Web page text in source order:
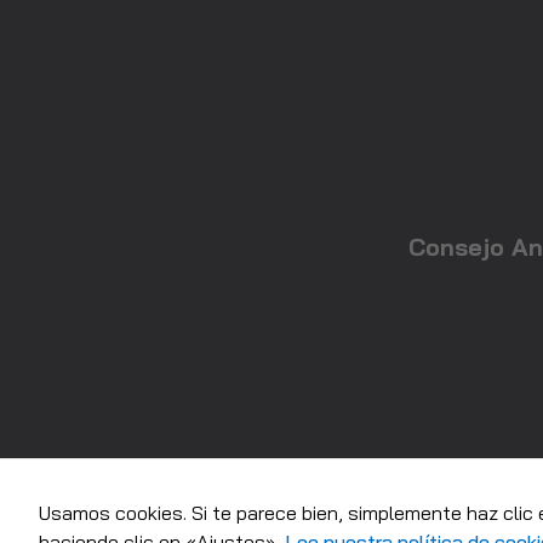
Consejo
© 2022 Consejo Andaluz de colegios Oficiales de Graduados
Usamos cookies. Si te parece bien, simplemente haz